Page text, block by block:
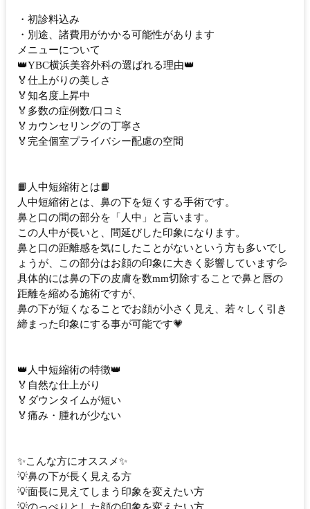
・初診料込み
・別途、諸費用がかかる可能性があります
メニューについて
👑YBC横浜美容外科の選ばれる理由👑
🏅仕上がりの美しさ
🏅知名度上昇中
🏅多数の症例数/口コミ
🏅カウンセリングの丁寧さ
🏅完全個室プライバシー配慮の空間
📙人中短縮術とは📙
人中短縮術とは、鼻の下を短くする手術です。
鼻と口の間の部分を「人中」と言います。
この人中が長いと、間延びした印象になります。
鼻と口の距離感を気にしたことがないという方も多いでし
ょうが、この部分はお顔の印象に大きく影響しています💦
具体的には鼻の下の皮膚を数mm切除することで鼻と唇の
距離を縮める施術ですが、
鼻の下が短くなることでお顔が小さく見え、若々しく引き
締まった印象にする事が可能です💗
👑人中短縮術の特徴👑
🏅自然な仕上がり
🏅ダウンタイムが短い
🏅痛み・腫れが少ない
✨こんな方にオススメ✨
💡鼻の下が長く見える方
💡面長に見えてしまう印象を変えたい方